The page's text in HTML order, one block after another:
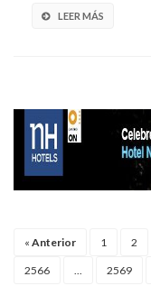
LEER MÁS
« Anterior 1 2
2566 2569